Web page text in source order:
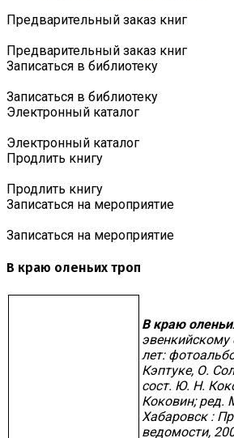
Предварительный заказ книг
Предварительный заказ книг
Записаться в библиотеку
Записаться в библиотеку
Электронный каталог
Электронный каталог
Продлить книгу
Продлить книгу
Записаться на мероприятие
Записаться на мероприятие
В краю оленьих троп
В краю
эвенкийскому
лет:
Кэптуке, О.
сост. Ю. Н.
Коковин; ред.
Хабаровск :
ведомости,